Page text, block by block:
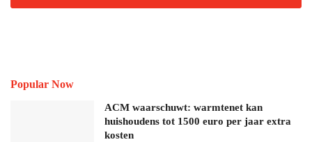
Popular Now
ACM waarschuwt: warmtenet kan
huishoudens tot 1500 euro per jaar extra
kosten